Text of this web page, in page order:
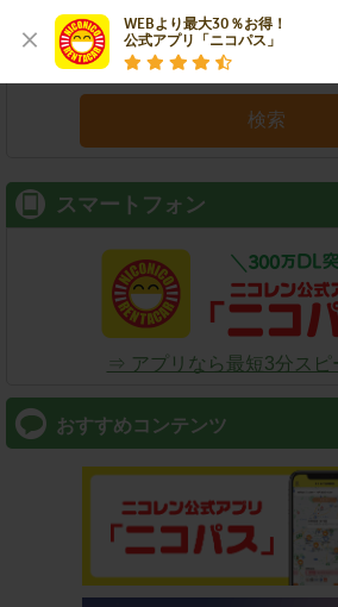
WEBより最大30％お得！
公式アプリ「ニコパス」
検索
スマートフォン
⇒ アプリなら最短3分スピ
おすすめコンテンツ